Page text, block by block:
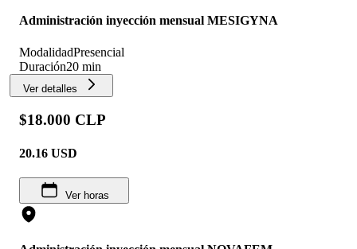
Administración inyección mensual MESIGYNA
ModalidadPresencial
Duración20 min
Ver detalles
$18.000 CLP
20.16 USD
Ver horas